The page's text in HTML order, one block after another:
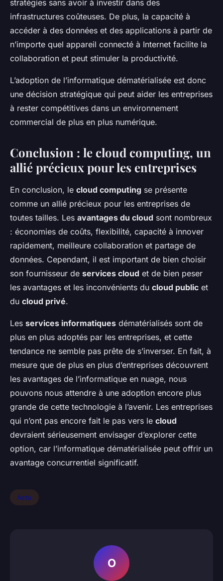
stratégies sans avoir à investir dans des
infrastructures coûteuses. De plus, la capacité à
accéder à des données et des applications à partir de
n’importe quel appareil connecté à Internet facilite la
collaboration et peut stimuler la productivité.
L’adoption de l’informatique dématérialisée est donc
une décision stratégique qui peut aider les entreprises
à rester compétitives dans un environnement
commercial de plus en plus numérique.
Conclusion : le cloud computing, un
allié précieux pour les entreprises
En conclusion, le cloud computing se présente
comme un allié précieux pour les entreprises de
toutes tailles. Les avantages du cloud sont nombreux
: économies de coûts, flexibilité, capacité à innover
rapidement, meilleure collaboration et partage de
données. Cependant, il est important de bien choisir
son fournisseur de services cloud et de bien peser
les avantages et les inconvénients du cloud public et
du cloud privé.
Les services informatiques dématérialisés sont de
plus en plus adoptés par les entreprises, et cette
tendance ne semble pas prête de s’inverser. En fait, à
mesure que de plus en plus d’entreprises découvrent
les avantages de l’informatique en nuage, nous
pouvons nous attendre à une adoption encore plus
grande de cette technologie à l’avenir. Les entreprises
qui n’ont pas encore fait le pas vers le cloud
devraient sérieusement envisager d’explorer cette
option, car l’informatique dématérialisée peut offrir un
avantage concurrentiel significatif.
Actu
O